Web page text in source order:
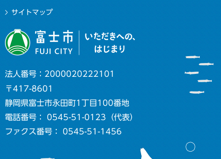
サイトマップ
法人番号：2000020222101
〒417-8601
静岡県富士市永田町1丁目100番地
電話番号： 0545-51-0123（代表）
ファクス番号： 0545-51-1456